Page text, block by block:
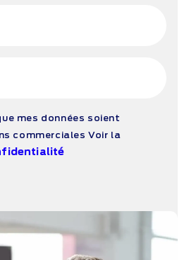
mes données soient
commerciales Voir la